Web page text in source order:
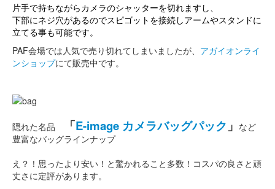
片手で持ちながらカメラのシャッターを切れますし、
下部にネジ穴があるのでスピゴットを接続しアームやスタンドに
立てる事も可能です。
PAF会場では人気で売り切れてしまいましたが、 アガイオンライ
ンショップにて販売中です。
隠れた名品 「E-image カメラバッグパック 」 など
豊富なバッグラインナップ
え？！思ったより安い！と驚かれること多数！コスパの良さと頑
丈さに定評があります。